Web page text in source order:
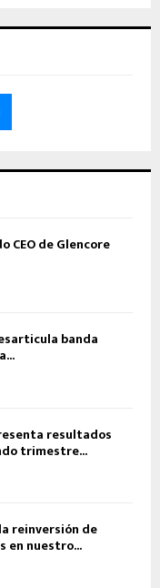
CEO de Glencore
banda
resultados
trimestre...
reinversión de
en nuestro...